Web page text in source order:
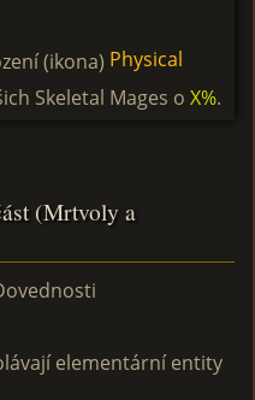
Physical
Skeletal Mages o X%.
(Mrtvoly a
elementární entity